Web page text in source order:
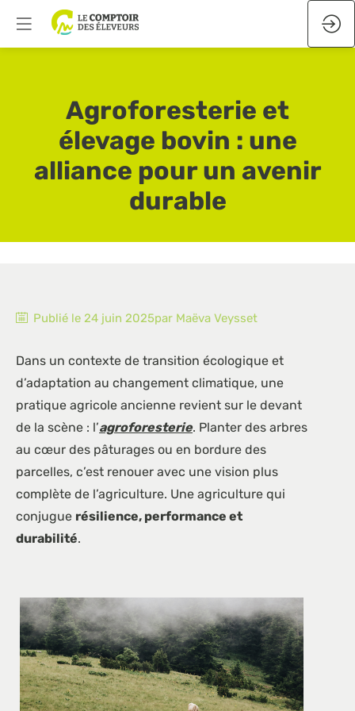
Agroforesterie et
élevage bovin : une
alliance pour un avenir
durable
Publié le 24 juin 2025par Maëva Veysset
Dans un contexte de transition écologique et
d’adaptation au changement climatique, une
pratique agricole ancienne revient sur le devant
de la scène : l’agroforesterie. Planter des arbres
au cœur des pâturages ou en bordure des
parcelles, c’est renouer avec une vision plus
complète de l’agriculture. Une agriculture qui
conjugue résilience, performance et
durabilité.